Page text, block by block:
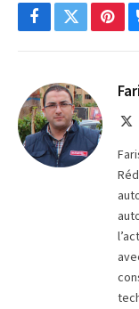
Facebook
Twitter